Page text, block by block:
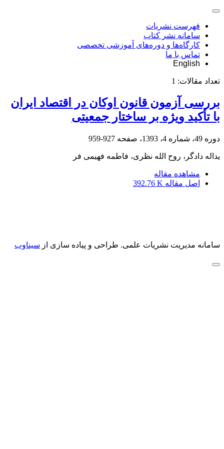
فهرست نشریات
سامانه نشر کتاب
کارگاه‌ها و دوره‌های آموزشی تخصصی
تماس با ما
English
تعداد مقالات: 1
بررسی آزمون قانون اوکان در اقتصاد ایران
با تأکید ویژه بر ساختار جمعیتی
دوره 49، شماره 4، 1393، صفحه 927-959
یداله دادگر، روح الله نظری، فاطمه فهیمی فر
مشاهده مقاله
اصل مقاله 392.76 K
سامانه مدیریت نشریات علمی. طراحی و پیاده سازی از سیناوب